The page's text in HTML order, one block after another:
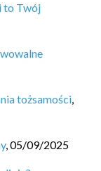
to Twój
tożsamości,
,05/09/2025